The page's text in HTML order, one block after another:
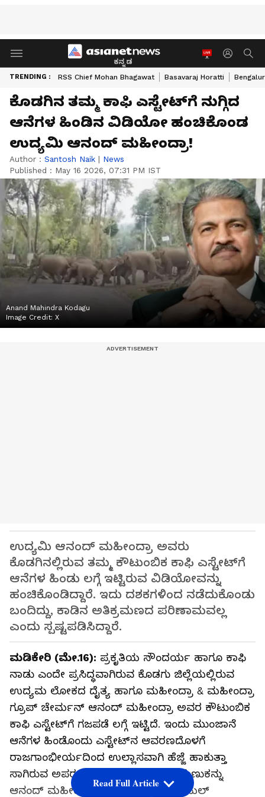
ಕನ್ನಡ
TRENDING : RSS Chief Mohan Bhagawat Basavaraj Horatti
ಕೊಡಗಿನ ತಮ್ಮ ಕಾಫಿ ಎಸ್ಟೇಟ್‌ಗೆ ನುಗ್ಗಿದ
ಆನೆಗಳ ಹಿಂಡಿನ ವಿಡಿಯೋ ಹಂಚಿಕೊಂಡ
ಉದ್ಯಮಿ ಆನಂದ್ ಮಹೀಂದ್ರಾ!
Author : Santosh Naik | News
Published : May 16 2026, 07:31 PM IST
Anand Mahindra Kodagu
Image Credit: ‍‍X
ಉದ್ಯಮಿ ಆನಂದ್ ಮಹೀಂದ್ರಾ ಅವರು
ಕೊಡಗಿನಲ್ಲಿರುವ ತಮ್ಮ ಕೌಟುಂಬಿಕ ಕಾಫಿ ಎಸ್ಟೇಟ್‌ಗೆ
ಆನೆಗಳ ಹಿಂಡು ಲಗ್ಗೆ ಇಟ್ಟಿರುವ ವಿಡಿಯೋವನ್ನು
ಹಂಚಿಕೊಂಡಿದ್ದಾರೆ. ಇದು ದಶಕಗಳಿಂದ ನಡೆದುಕೊಂಡು
ಬಂದಿದ್ದು, ಕಾಡಿನ ಅತಿಕ್ರಮಣದ ಪರಿಣಾಮವಲ್ಲ
ಎಂದು ಸ್ಪಷ್ಟಪಡಿಸಿದ್ದಾರೆ.
ಮಡಿಕೇರಿ (ಮೇ.16): ಪ್ರಕೃತಿಯ ಸೌಂದರ್ಯ ಹಾಗೂ ಕಾಫಿ
ನಾಡು ಎಂದೇ ಪ್ರಸಿದ್ಧವಾಗಿರುವ ಕೊಡಗು ಜಿಲ್ಲೆಯಲ್ಲಿರುವ
ಉದ್ಯಮ ಲೋಕದ ದೈತ್ಯ ಹಾಗೂ ಮಹೀಂದ್ರಾ & ಮಹೀಂದ್ರಾ
ಗ್ರೂಪ್‌ ಚೇರ್ಮನ್‌ ಆನಂದ್ ಮಹೀಂದ್ರಾ ಅವರ ಕೌಟುಂಬಿಕ
ಕಾಫಿ ಎಸ್ಟೇಟ್‌ಗೆ ಗಜಪಡೆ ಲಗ್ಗೆ ಇಟ್ಟಿದೆ. ಇಂದು ಮುಂಜಾನೆ
ಆನೆಗಳ ಹಿಂಡೊಂದು ಎಸ್ಟೇಟ್‌ನ ಆವರಣದೊಳಗೆ
ರಾಜಗಾಂಭೀರ್ಯದಿಂದ ಉಲ್ಲಾಸವಾಗಿ ಹೆಜ್ಜೆ ಹಾಕುತ್ತಾ
ಸಾಗಿರುವ ಅಪರೂಪದ ದೃಶ್ಯದ ವಿಡಿಯೋ ತುಣುಕನ್ನು
ಆನಂದ್ ಮಹೀಂದ್ರಾ ಅವರು ತಮ್ಮ ಸೋಶಿಯಲ್‌
Read Full Article